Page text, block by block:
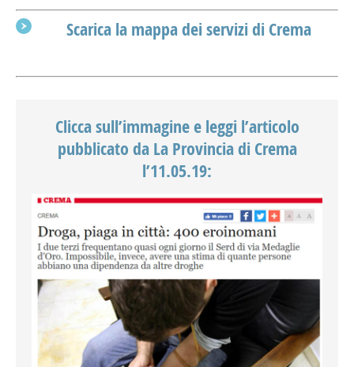
Scarica la mappa dei servizi di Crema
Clicca sull’immagine e leggi l’articolo
pubblicato da La Provincia di Crema
l’11.05.19: